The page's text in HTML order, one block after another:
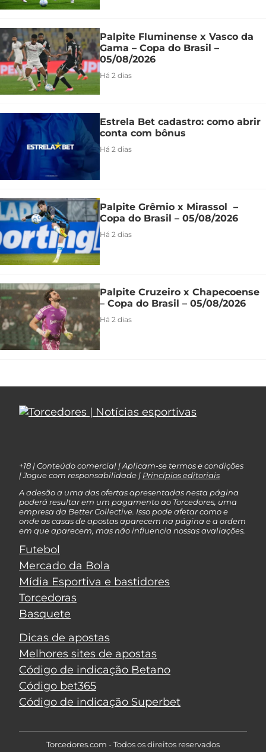
Palpite Fluminense x Vasco da
Gama – Copa do Brasil –
05/08/2026
Há 2 dias
Estrela Bet cadastro: como abrir
conta com bônus
Há 2 dias
Palpite Grêmio x Mirassol –
Copa do Brasil – 05/08/2026
Há 2 dias
Palpite Cruzeiro x Chapecoense
– Copa do Brasil – 05/08/2026
Há 2 dias
+18 | Conteúdo comercial | Aplicam-se termos e condições
| Jogue com responsabilidade | Princípios editoriais
A adesão a uma das ofertas apresentadas nesta página
poderá resultar em um pagamento ao Torcedores, uma
empresa da Better Collective. Isso pode afetar como e
onde as casas de apostas aparecem na página e a ordem
em que aparecem, mas não influencia nossas avaliações.
Futebol
Mercado da Bola
Mídia Esportiva e bastidores
Torcedoras
Basquete
Dicas de apostas
Melhores sites de apostas
Código de indicação Betano
Código bet365
Código de indicação Superbet
Torcedores.com - Todos os direitos reservados